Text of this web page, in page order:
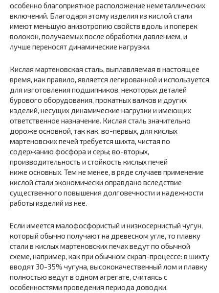
особенно благоприятное расположение неметаллических
включений. Благодаря этому изделия из кислой стали
имеют меньшую анизотропию свойств вдоль и поперек
волокон, получаемых после обработки давлением, и
лучше переносят динамические нагрузки.
Кислая мартеновская сталь, выплавляемая в настоящее
время, как правило, является легированной и используется
для изготовления подшипников, некоторых деталей
бурового оборудования, прокатных валков и других
изделий, несущих динамические нагрузки и имеющих
ответственное назначение. Кислая сталь значительно
дороже основной, так как, во-первых, для кислых
мартеновских печей требуется шихта, чистая по
содержанию фосфора и серы; во-вторых,
производительность и стойкость кислых печей
ниже основных. Тем не менее, в ряде случаев применение
кислой стали экономически оправдано вследствие
существенного повышения долговечности и надежности
работы изделий из нее.
Если имеется малофосфористый и низкосернистый чугун,
который обычно получают на древесном угле, то плавку
стали в кислых мартеновских печах ведут по обычной
схеме, например, как при обычном скрап-процессе: в шихту
вводят 30-35% чугуна, высококачественный лом и плавку
полностью ведут в одном агрегате, считаясь с
особенностями проведения периода доводки.